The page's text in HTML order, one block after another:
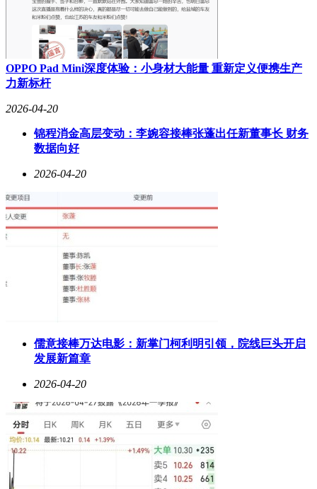
面向学龄前至小学阶段的LUMIE 10，以16英寸超大屏幕打造
沉浸式学习环境。其独创的"双引擎AI学习系统"包含认知引擎
和情感引擎，前者负责知识图谱构建，后者通过表情识别技术
监测学习专注度。当系统检测到学生出现分心状态时，会自动
切换至互动问答模式。该机型配备的智能笔支持4096级压感，
配合手写识别技术，可将课堂笔记转化为可编辑文本。轻薄机
身设计（仅重680克）使其成为首个通过航空托运标准的护眼
国31个省市的历年真题库。其AI模拟考场功能可还原真实考
试环境，包括时间限制、题型分布等细节。系统通过分析学生
答题速度和正确率，生成个性化备考策略。例如，对于物理实
验题薄弱的学生，会推送3D实验模拟动画和解题技巧微课。
并生成变式训练题，帮助考生突破提分瓶颈。
三款机型均搭载科大讯飞最新星火认知大模型，支持中英文双
语辅导。在硬件配置上，采用八核处理器与6GB运行内存组
合，确保多任务流畅运行。续航方面，LUMIE 10配备
10000mAh电池，可支持12小时连续使用；S90 Pro和T30 Lite
OPPO Pad Mini深度体验：小身材大能量 重新定义便携生产
力新标杆
2026-04-20
锦程消金高层变动：李婉容接棒张蓬出任新董事长 财务
数据向好
2026-04-20
儒意接棒万达电影：新掌门柯利明引领，院线巨头开启
发展新篇章
2026-04-20